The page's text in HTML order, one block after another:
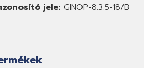
jele: GINOP-8.3.5-18/B